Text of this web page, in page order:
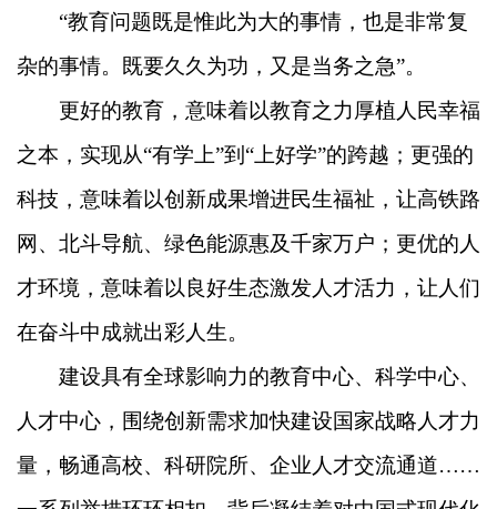
“教育问题既是惟此为大的事情，也是非常复
杂的事情。既要久久为功，又是当务之急”。
更好的教育，意味着以教育之力厚植人民幸福
之本，实现从“有学上”到“上好学”的跨越；更强的
科技，意味着以创新成果增进民生福祉，让高铁路
网、北斗导航、绿色能源惠及千家万户；更优的人
才环境，意味着以良好生态激发人才活力，让人们
在奋斗中成就出彩人生。
建设具有全球影响力的教育中心、科学中心、
人才中心，围绕创新需求加快建设国家战略人才力
量，畅通高校、科研院所、企业人才交流通道……